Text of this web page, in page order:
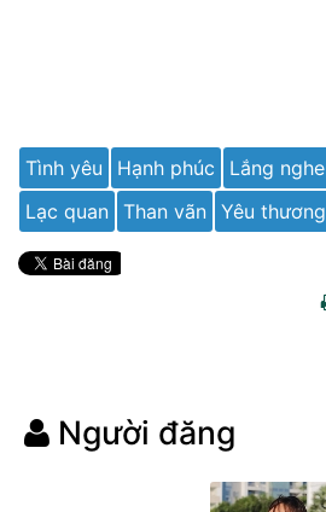
Tình yêu
Hạnh phúc Lắng nghe
Lạc quan Than vãn Yêu thương
Người đăng